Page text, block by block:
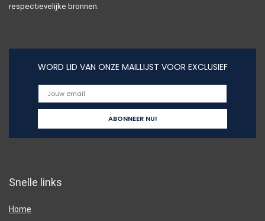
respectievelijke bronnen.
WORD LID VAN ONZE MAILLIJST VOOR EXCLUSIEF
Snelle links
Home